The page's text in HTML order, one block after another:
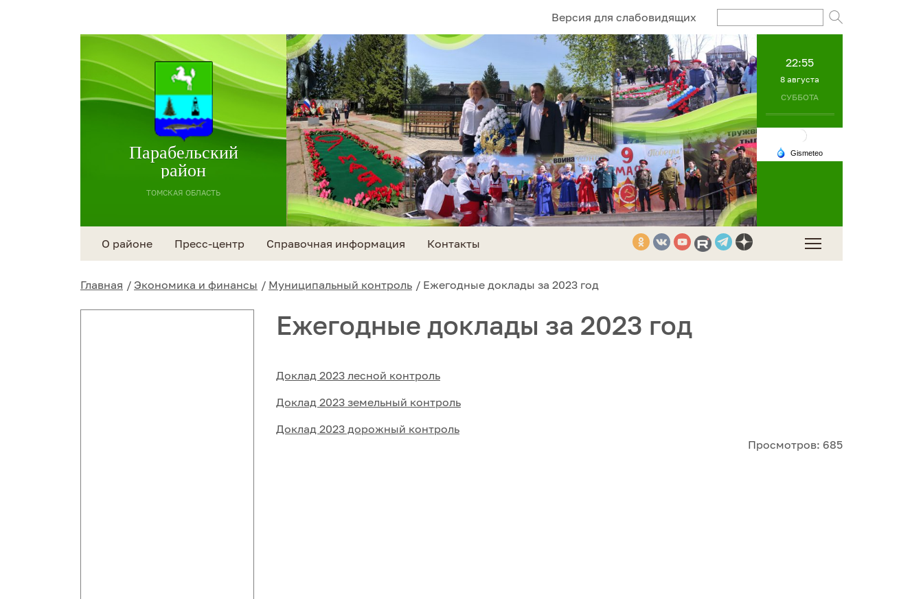
Версия для слабовидящих
Парабельский
район
ТОМСКАЯ ОБЛАСТЬ
22:55
8 августа
СУББОТА
О районе Пресс-центр Справочная информация Контакты
Главная Экономика и финансы Муниципальный контроль Ежегодные доклады за 2023 год
Ежегодные доклады за 2023 год
Доклад 2023 лесной контроль
Доклад 2023 земельный контроль
Доклад 2023 дорожный контроль
Просмотров: 685